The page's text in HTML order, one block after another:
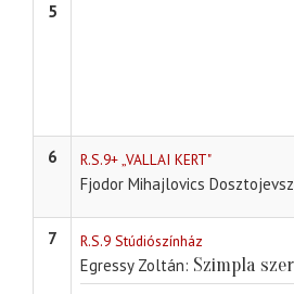
5
6 R.S.9+ „VALLAI KERT"
Fjodor Mihajlovics
7 R.S.9 Stúdiószínház
Egressy Zoltán Szimpla